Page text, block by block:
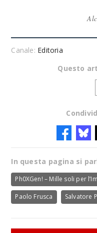
Canale: Editoria
Questo
In questa pagina si
Ph0XGen! – Mille soli per
Paolo Frusca Salvatore